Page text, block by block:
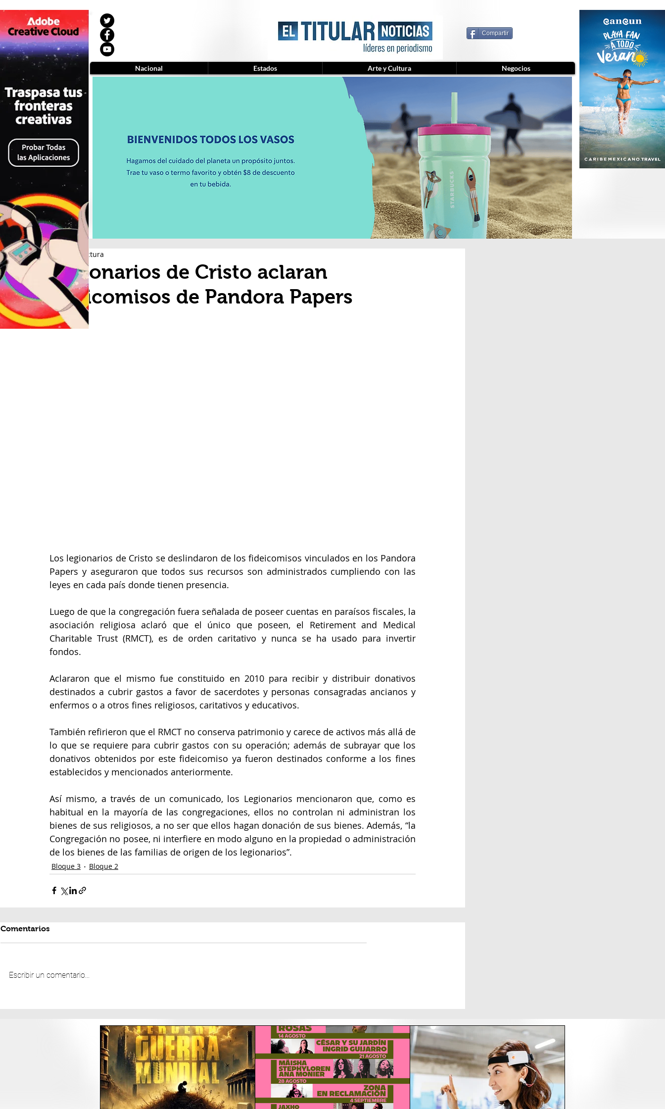
Compartir
Legionarios de Cristo aclaran
fideicomisos de Pandora Papers
1 min de lectura
Los legionarios de Cristo se deslindaron de los fideicomisos vinculados en los Pandora
Papers y aseguraron que todos sus recursos son administrados cumpliendo con las
leyes en cada país donde tienen presencia.
Luego de que la congregación fuera señalada de poseer cuentas en paraísos fiscales, la
asociación religiosa aclaró que el único que poseen, el Retirement and Medical
Charitable Trust (RMCT), es de orden caritativo y nunca se ha usado para invertir
fondos.
Aclararon que el mismo fue constituido en 2010 para recibir y distribuir donativos
destinados a cubrir gastos a favor de sacerdotes y personas consagradas ancianos y
enfermos o a otros fines religiosos, caritativos y educativos.
También refirieron que el RMCT no conserva patrimonio y carece de activos más allá de
lo que se requiere para cubrir gastos con su operación; además de subrayar que los
donativos obtenidos por este fideicomiso ya fueron destinados conforme a los fines
establecidos y mencionados anteriormente.
Así mismo, a través de un comunicado, los Legionarios mencionaron que, como es
habitual en la mayoría de las congregaciones, ellos no controlan ni administran los
bienes de sus religiosos, a no ser que ellos hagan donación de sus bienes. Además, “la
Congregación no posee, ni interfiere en modo alguno en la propiedad o administración
de los bienes de las familias de origen de los legionarios”.
Bloque 3 Bloque 2
Comentarios
Escribir un comentario...
Nacional Estados Arte y Cultura Negocios